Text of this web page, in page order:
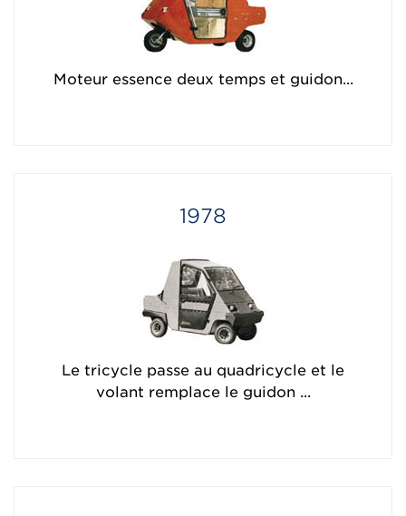
Moteur essence deux temps et guidon...
1978
Le tricycle passe au quadricycle et le
volant remplace le guidon ...